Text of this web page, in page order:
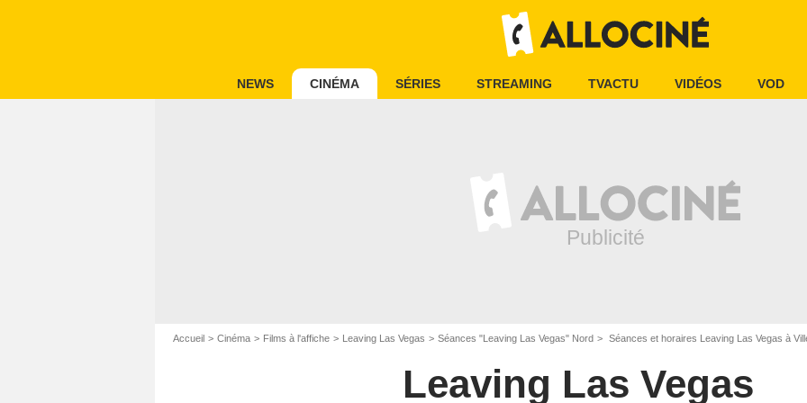
NEWS CINÉMA SÉRIES STREAMING TVACTU VIDÉOS VOD
Accueil Cinéma Films à l'affiche Leaving Las Vegas Séances "Leaving Las Vegas" Nord Séances et horaires Leaving Las Vegas à
Leaving Las Vegas